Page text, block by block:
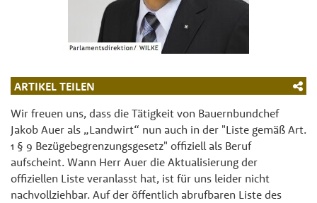
ARTIKEL TEILEN
Wir freuen uns, dass die Tätigkeit von Bauernbundchef
Jakob Auer als „Landwirt“ nun auch in der "Liste gemäß Art.
1 § 9 Bezügebegrenzungsgesetz" offiziell als Beruf
aufscheint. Wann Herr Auer die Aktualisierung der
offiziellen Liste veranlasst hat, ist für uns leider nicht
nachvollziehbar. Auf der öffentlich abrufbaren Liste des